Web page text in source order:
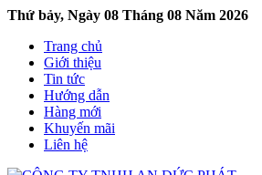
Thứ bảy, Ngày 08 Tháng 08 Năm 2026
Trang chủ
Giới thiệu
Tin tức
Hướng dẫn
Hàng mới
Khuyến mãi
Liên hệ